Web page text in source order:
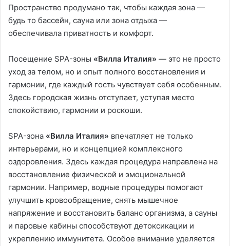
Пространство продумано так, чтобы каждая зона —
будь то бассейн, сауна или зона отдыха —
обеспечивала приватность и комфорт.
Посещение SPA-зоны «Вилла Италия» — это не просто
уход за телом, но и опыт полного восстановления и
гармонии, где каждый гость чувствует себя особенным.
Здесь городская жизнь отступает, уступая место
спокойствию, гармонии и роскоши.
SPA-зона «Вилла Италия» впечатляет не только
интерьерами, но и концепцией комплексного
оздоровления. Здесь каждая процедура направлена на
восстановление физической и эмоциональной
гармонии. Например, водные процедуры помогают
улучшить кровообращение, снять мышечное
напряжение и восстановить баланс организма, а сауны
и паровые кабины способствуют детоксикации и
укреплению иммунитета. Особое внимание уделяется